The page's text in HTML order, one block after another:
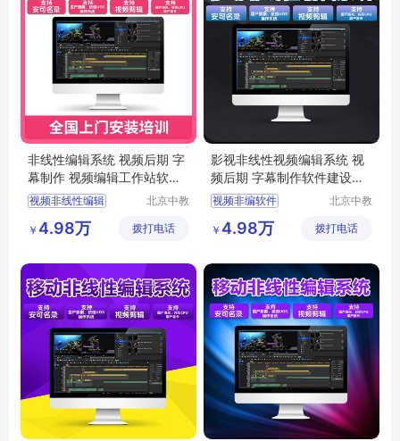
非线性编辑系统 视频后期 字
幕制作 视频编辑工作站软件
方案
视频非线性编辑
非线性视频编辑软件
北京中教
有限公司
￥ 4.98万 拨打电话
影视非线性视频编辑系统 视
频后期 字幕制作软件建设方
案
视频非编软件
编辑软件 非编
北京中教
有限公司
￥ 4.98万 拨打电话